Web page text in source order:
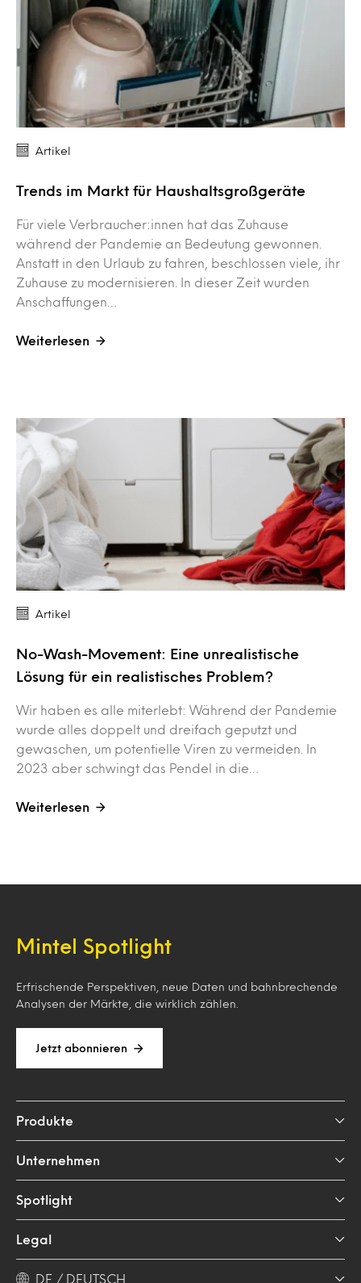
Artikel
Trends im Markt für Haushaltsgroßgeräte
Für viele Verbraucher:innen hat das Zuhause
während der Pandemie an Bedeutung gewonnen.
Anstatt in den Urlaub zu fahren, beschlossen viele, ihr
Zuhause zu modernisieren. In dieser Zeit wurden
Anschaffungen…
Weiterlesen
Artikel
No-Wash-Movement: Eine unrealistische
Lösung für ein realistisches Problem?
Wir haben es alle miterlebt: Während der Pandemie
wurde alles doppelt und dreifach geputzt und
gewaschen, um potentielle Viren zu vermeiden. In
2023 aber schwingt das Pendel in die…
Weiterlesen
Mintel Spotlight
Erfrischende Perspektiven, neue Daten und bahnbrechende
Analysen der Märkte, die wirklich zählen.
Jetzt abonnieren
Produkte
Unternehmen
Spotlight
Legal
DE / DEUTSCH